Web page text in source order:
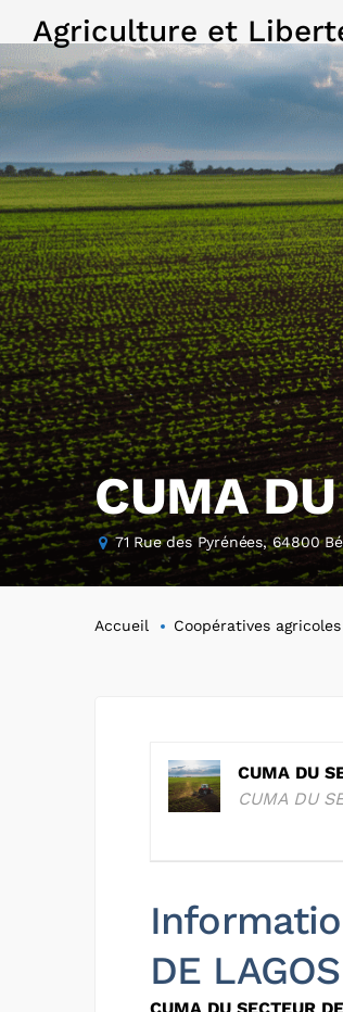
Agriculture et
CUMA
71 Rue des Pyrénées, 64800
Accueil Coopératives agricoles
CUMA DU
CUMA DU
DE LAGOS
CUMA DU SECTEUR